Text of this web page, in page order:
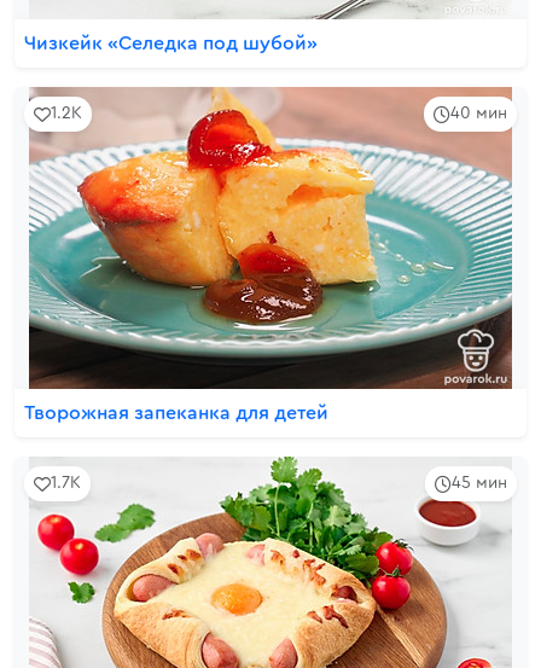
Чизкейк «Селедка под шубой»
40 мин
1.2K
Творожная запеканка для детей
45 мин
1.7K